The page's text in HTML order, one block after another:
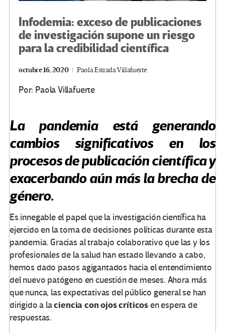
Infodemia: exceso de publicaciones
de investigación supone un riesgo
para la credibilidad científica
octubre 16, 2020 Paola Estrada Villafuerte
Por: Paola Villafuerte
La pandemia está generando
cambios significativos en los
procesos de publicación científica y
exacerbando aún más la brecha de
género.
Es innegable el papel que la investigación científica ha
ejercido en la toma de decisiones políticas durante esta
pandemia. Gracias al trabajo colaborativo que las y los
profesionales de la salud han estado llevando a cabo,
hemos dado pasos agigantados hacia el entendimiento
del nuevo patógeno en cuestión de meses. Ahora más
que nunca, las expectativas del público general se han
dirigido a laciencia conojos críticosen espera de
respuestas.